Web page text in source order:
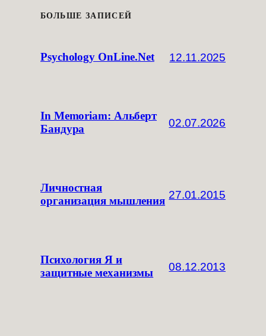
БОЛЬШЕ ЗАПИСЕЙ
Psychology OnLine.Net 12.11.2025
In Memoriam: Альберт
Бандура
02.07.2026
Личностная
организация мышления
27.01.2015
Психология Я и
защитные механизмы
08.12.2013